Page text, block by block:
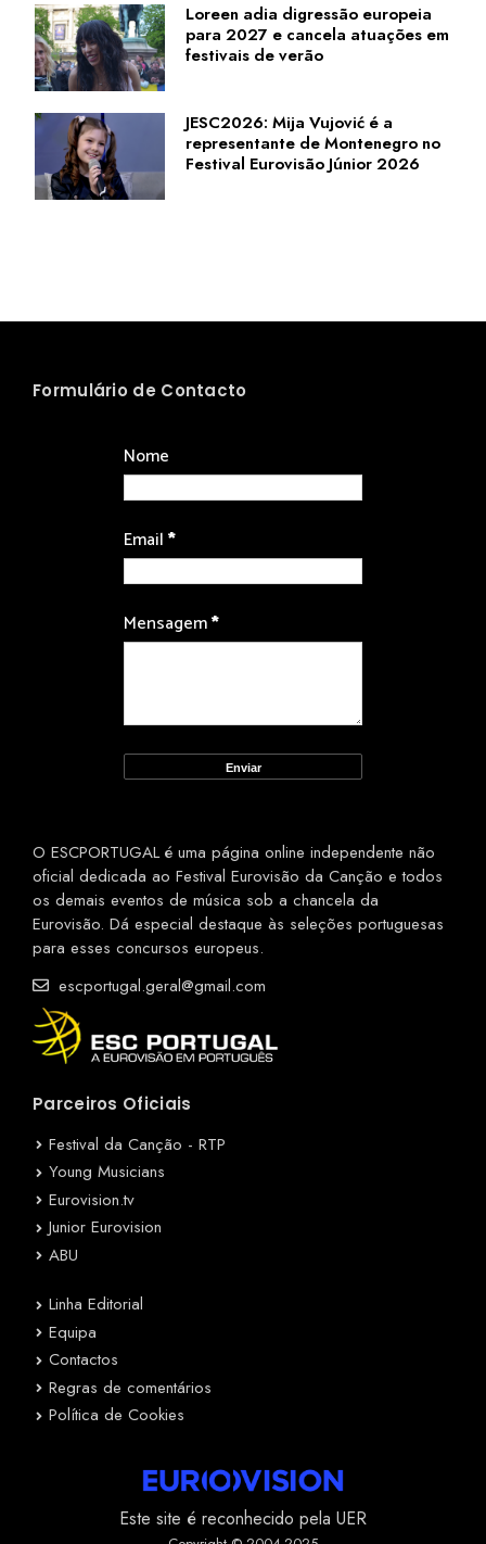
Loreen adia digressão europeia
para 2027 e cancela atuações em
festivais de verão
JESC2026: Mija Vujović é a
representante de Montenegro no
Festival Eurovisão Júnior 2026
Formulário de Contacto
Nome
Email*
Mensagem*
O ESCPORTUGAL é uma página online independente não
oficial dedicada ao Festival Eurovisão da Canção e todos
os demais eventos de música sob a chancela da
Eurovisão. Dá especial destaque às seleções portuguesas
para esses concursos europeus.
escportugal.geral@gmail.com
Parceiros Oficiais
Festival da Canção - RTP
Young Musicians
Eurovision.tv
Junior Eurovision
ABU
Linha Editorial
Equipa
Contactos
Regras de comentários
Política de Cookies
Este site é reconhecido pela UER